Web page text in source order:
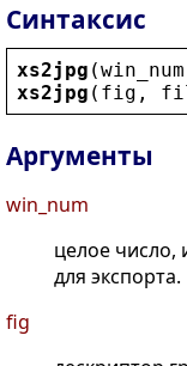
Синтаксис
xs2jpg (win_num
xs2jpg ( fig ,
Аргументы
win_num
целое число,
для экспорта.
fig